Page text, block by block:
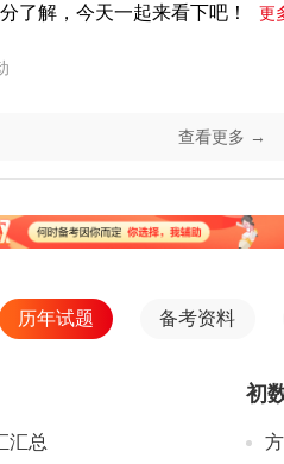
了解，今天一起来看下吧！
更
查看更多 →
历年试题 备考资料
汇总
初